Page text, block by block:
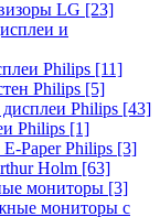
LG [23]
и
Philips [11]
Philips [5]
Philips [43]
Philips [1]
Paper Philips [3]
Holm [63]
мониторы [3]
мониторы с